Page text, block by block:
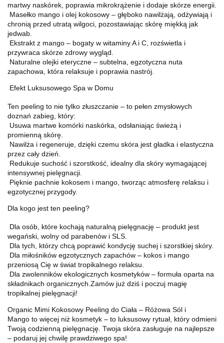
martwy naskórek, poprawia mikrokrążenie i dodaje skórze energii.
Masełko mango i olej kokosowy – głęboko nawilżają, odżywiają i
chronią przed utratą wilgoci, pozostawiając skórę miękką jak
jedwab.
Ekstrakt z mango – bogaty w witaminy A i C, rozświetla i
przywraca skórze zdrowy wygląd.
Naturalne olejki eteryczne – subtelna, egzotyczna nuta
zapachowa, która relaksuje i poprawia nastrój.
Efekt Luksusowego Spa w Domu
Ten peeling to nie tylko złuszczanie – to pełen zmysłowych
doznań zabieg, który:
Usuwa martwe komórki naskórka, odsłaniając świeżą i
promienną skórę.
Nawilża i regeneruje, dzięki czemu skóra jest gładka i elastyczna
przez cały dzień.
Redukuje suchość i szorstkość, idealny dla skóry wymagającej
intensywnej pielęgnacji.
Pięknie pachnie kokosem i mango, tworząc atmosferę relaksu i
egzotycznej przygody.
Dla kogo jest ten peeling?
Dla osób, które kochają naturalną pielęgnację – produkt jest
wegański, wolny od parabenów i SLS.
Dla tych, którzy chcą poprawić kondycję suchej i szorstkiej skóry.
Dla miłośników egzotycznych zapachów – kokos i mango
przeniosą Cię w świat tropikalnego relaksu.
Dla zwolenników ekologicznych kosmetyków – formuła oparta na
składnikach organicznych.Zamów już dziś i poczuj magię
tropikalnej pielęgnacji!
Organic Mimi Kokosowy Peeling do Ciała – Różowa Sól i
Mango to więcej niż kosmetyk – to luksusowy rytuał, który odmieni
Twoją codzienną pielęgnację. Twoja skóra zasługuje na najlepsze
– podaruj jej chwilę prawdziwego spa!